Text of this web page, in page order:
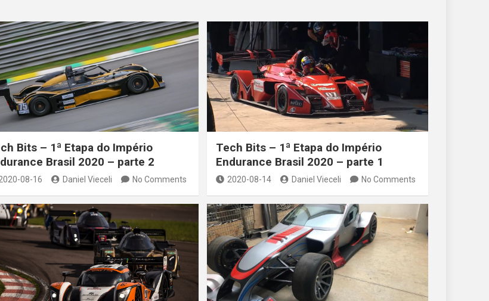
Bits – 1ª Etapa do Império
Brasil 2020 – parte 2
08-16 Daniel Vieceli No Comments
Tech Bits – 1ª Etapa do Império
Endurance Brasil 2020 – parte 1
2020-08-14 Daniel Vieceli No Comments